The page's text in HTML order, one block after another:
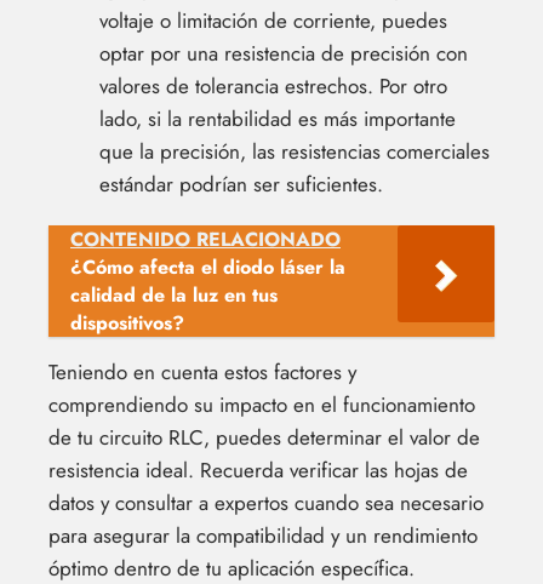
voltaje o limitación de corriente, puedes
optar por una resistencia de precisión con
valores de tolerancia estrechos. Por otro
lado, si la rentabilidad es más importante
que la precisión, las resistencias comerciales
estándar podrían ser suficientes.
CONTENIDO RELACIONADO
¿Cómo afecta el diodo láser la
calidad de la luz en tus
dispositivos?
Teniendo en cuenta estos factores y
comprendiendo su impacto en el funcionamiento
de tu circuito RLC, puedes determinar el valor de
resistencia ideal. Recuerda verificar las hojas de
datos y consultar a expertos cuando sea necesario
para asegurar la compatibilidad y un rendimiento
óptimo dentro de tu aplicación específica.